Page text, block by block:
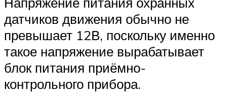
датчиков движения обычно не
превышает 12В, поскольку именно
такое напряжение вырабатывает
блок питания приёмно-
контрольного прибора.